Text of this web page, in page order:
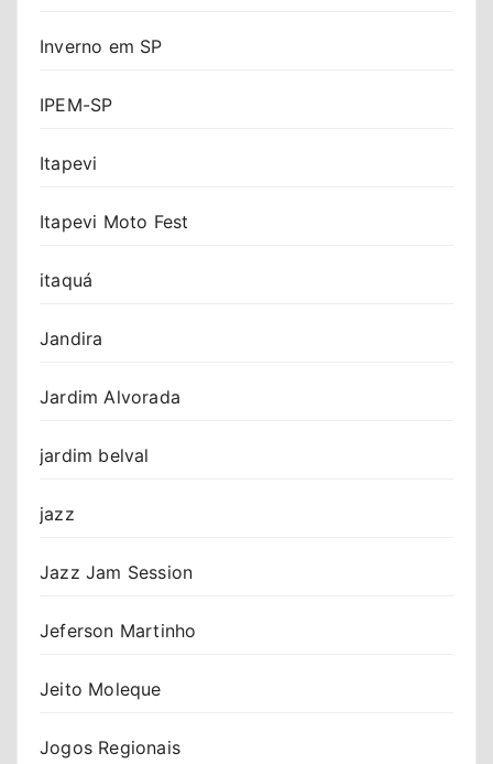
Inverno em SP
IPEM-SP
Itapevi
Itapevi Moto Fest
itaquá
Jandira
Jardim Alvorada
jardim belval
jazz
Jazz Jam Session
Jeferson Martinho
Jeito Moleque
Jogos Regionais